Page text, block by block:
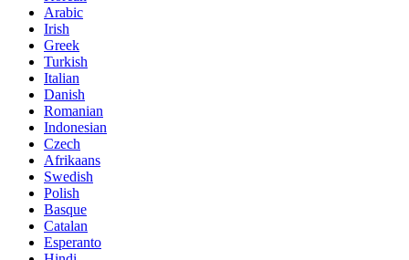
Arabic
Irish
Greek
Turkish
Italian
Danish
Romanian
Indonesian
Czech
Afrikaans
Swedish
Polish
Basque
Catalan
Esperanto